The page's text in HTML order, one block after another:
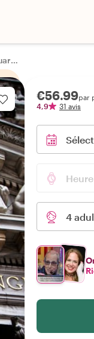
L'histoire de New York : Visite du quartier financier de NYC
€56.99par
4,9
31 avis
4